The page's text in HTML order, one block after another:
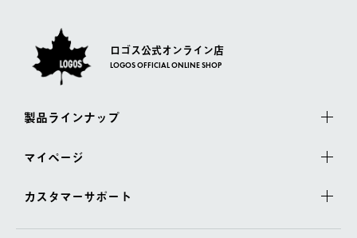
ロゴス公式オンライン店
LOGOS OFFICIAL ONLINE SHOP
製品ラインナップ
マイページ
カスタマーサポート